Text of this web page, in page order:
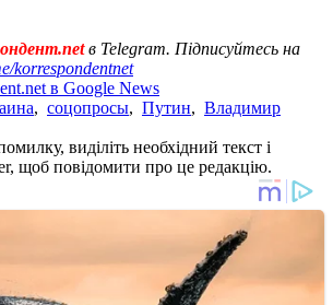
в Telegram. Підписуйтесь на
korrespondentnet
в Google News
, соцопросы, Путин, Владимир
виділіть необхідний текст і
щоб повідомити про це редакцію.